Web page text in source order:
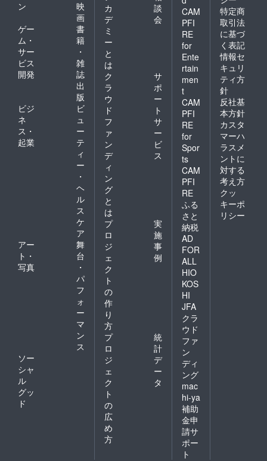
ン
映
画
ゲー
ム・
サー
ビス
開発
書
籍
・
雑
誌
出
版
ビジ
ネ
ス・
起業
ビ
ュ
ー
テ
ィ
ー
・
ヘ
ル
ス
ケ
ア
アー
ト・
写真
舞
台
・
パ
フ
ォ
ー
マ
ン
ス
ソー
シャ
ル
グッ
ド
カ
デ
ミ
ー
と
は
談
会
ク
ラ
ウ
ド
フ
ァ
ン
デ
ィ
ン
グ
と
は
サ
ポ
ー
ト
サ
ー
ビ
ス
プ
ロ
ジ
ェ
ク
ト
の
作
り
方
実
施
事
例
プ
ロ
ジ
ェ
ク
ト
の
広
め
方
統
計
デ
ー
タ
CAM
PFI
RE
for
Ente
rtain
men
t
CAM
PFI
RE
for
Spor
ts
CAM
PFI
RE
ふる
さと
納税
AD
FOR
ALL
HIO
KOS
HI
JFA
クラ
ウド
ファ
ン
ディ
ング
mac
hi-ya
補助
金申
請サ
ポー
ト
特定商
取引法
に基づ
く表記
情報セ
キュリ
ティ方
針
反社基
本方針
カスタ
マーハ
ラスメ
ントに
対する
考え方
クッ
キーポ
リシー